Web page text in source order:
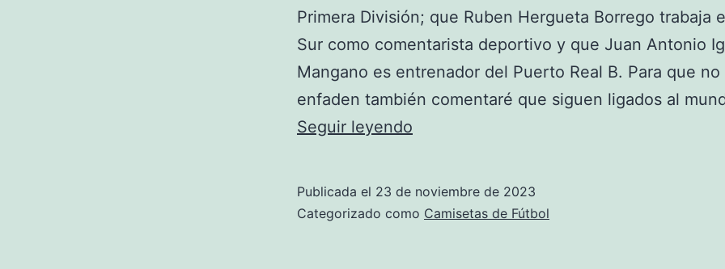
Primera División; que Ruben Hergueta Borrego trabaja
Sur como comentarista deportivo y que Juan Antonio
Mangano es entrenador del Puerto Real B. Para que no
enfaden también comentaré que siguen ligados al
Seguir leyendo
Publicada el 23 de noviembre de 2023
Categorizado como Camisetas de Fútbol